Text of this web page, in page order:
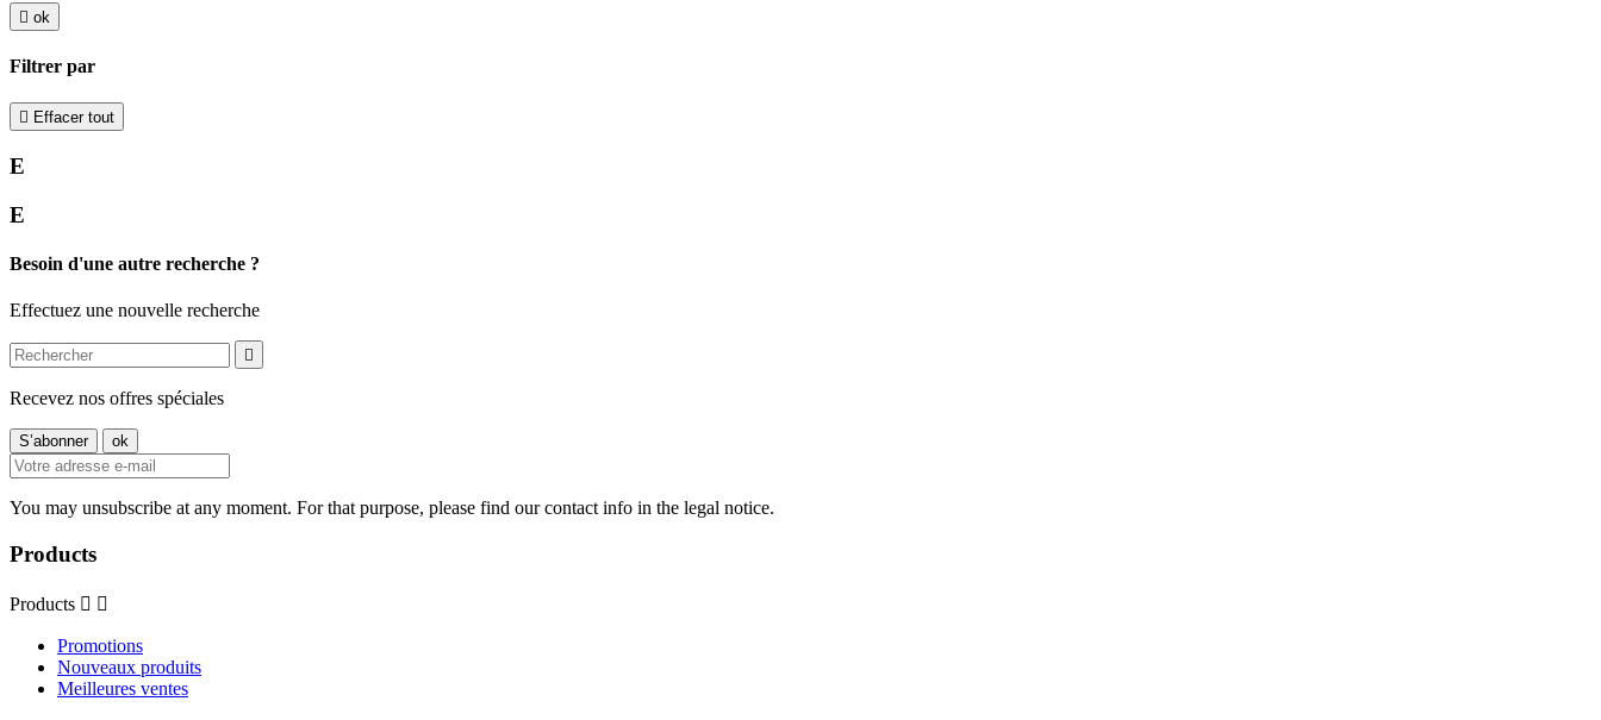
 ok
Filtrer par
 Effacer tout
E
E
Besoin d'une autre recherche ?
Effectuez une nouvelle recherche

Recevez nos offres spéciales
You may unsubscribe at any moment. For that purpose, please find our contact info in the legal notice.
Products
Products  
Promotions
Nouveaux produits
Meilleures ventes